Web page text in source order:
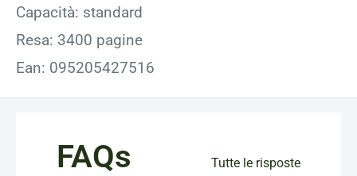
Capacità: standard
Resa: 3400 pagine
Ean: 095205427516
FAQs Tutte le risposte